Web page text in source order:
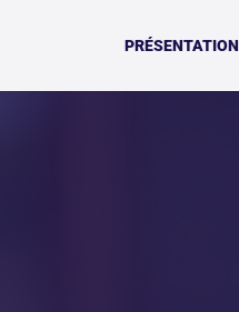
PRÉSENTATION